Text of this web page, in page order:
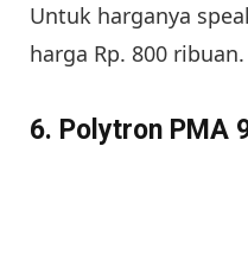
Untuk harganya
harga Rp. 800 ribuan.
6. Polytron PMA